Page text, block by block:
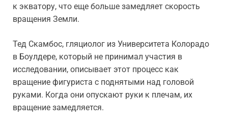
к экватору, что еще больше замедляет скорость
вращения Земли.
Тед Скамбос, гляциолог из Университета Колорадо
в Боулдере, который не принимал участия в
исследовании, описывает этот процесс как
вращение фигуриста с поднятыми над головой
руками. Когда они опускают руки к плечам, их
вращение замедляется.